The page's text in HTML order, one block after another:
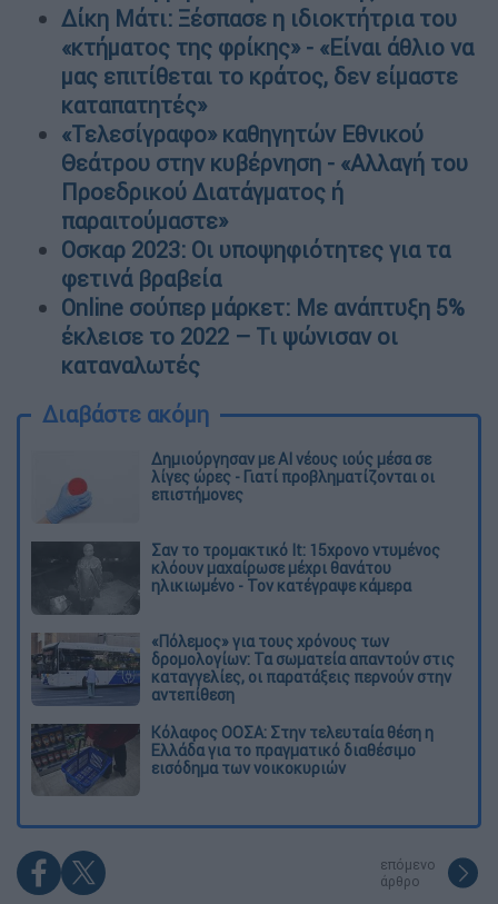
Δίκη Μάτι: Ξέσπασε η ιδιοκτήτρια του
«κτήματος της φρίκης» - «Είναι άθλιο να
μας επιτίθεται το κράτος, δεν είμαστε
καταπατητές»
«Τελεσίγραφο» καθηγητών Εθνικού
Θεάτρου στην κυβέρνηση - «Αλλαγή του
Προεδρικού Διατάγματος ή
παραιτούμαστε»
Οσκαρ 2023: Οι υποψηφιότητες για τα
φετινά βραβεία
Online σούπερ μάρκετ: Με ανάπτυξη 5%
έκλεισε το 2022 – Τι ψώνισαν οι
καταναλωτές
Διαβάστε ακόμη
Δημιούργησαν με AI νέους ιούς μέσα σε
λίγες ώρες - Γιατί προβληματίζονται οι
επιστήμονες
Σαν το τρομακτικό It: 15χρονο ντυμένος
κλόουν μαχαίρωσε μέχρι θανάτου
ηλικιωμένο - Τον κατέγραψε κάμερα
«Πόλεμος» για τους χρόνους των
δρομολογίων: Τα σωματεία απαντούν στις
καταγγελίες, οι παρατάξεις περνούν στην
αντεπίθεση
Κόλαφος ΟΟΣΑ: Στην τελευταία θέση η
Ελλάδα για το πραγματικό διαθέσιμο
εισόδημα των νοικοκυριών
επόμενο
άρθρο